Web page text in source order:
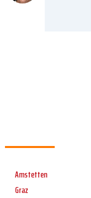
Amstetten
Graz